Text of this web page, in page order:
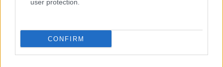
user protection.
CONFIRM